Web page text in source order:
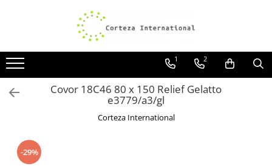
Covoare Moderne
Covoare Antiderapante si lavabile
Covoare Dormitor
Covoare Clasice
Traverse antiderapante
Traverse covoare
1 2
Covor 18C46 80 x 150 Relief Gelatto
e3779/a3/gl
Corteza International
-29%